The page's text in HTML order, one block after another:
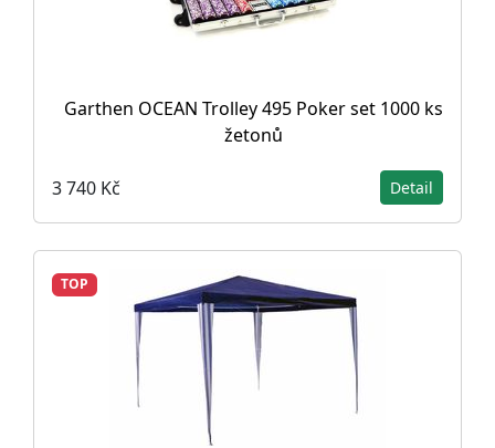
Garthen OCEAN Trolley 495 Poker set 1000 ks
žetonů
3 740 Kč Detail
TOP